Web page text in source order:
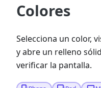
Colores
Selecciona un color,
y abre un relleno
verificar la pantalla.